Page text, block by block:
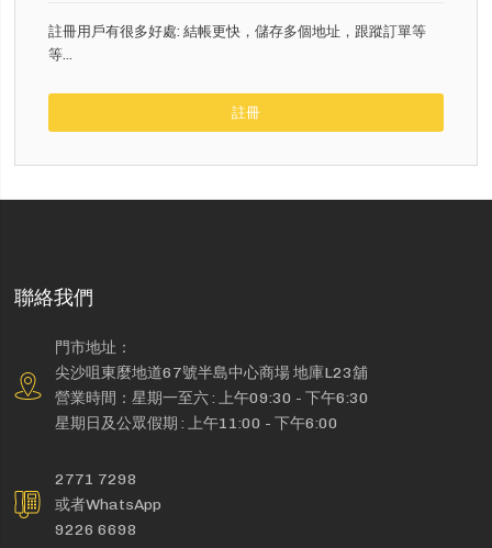
註冊用戶有很多好處: 結帳更快，儲存多個地址，跟蹤訂單等
等...
註冊
聯絡我們
門市地址：
尖沙咀東麼地道67號半島中心商場 地庫L23舖
營業時間：星期一至六 : 上午09:30 - 下午6:30
星期日及公眾假期 : 上午11:00 - 下午6:00
2771 7298
或者WhatsApp
9226 6698